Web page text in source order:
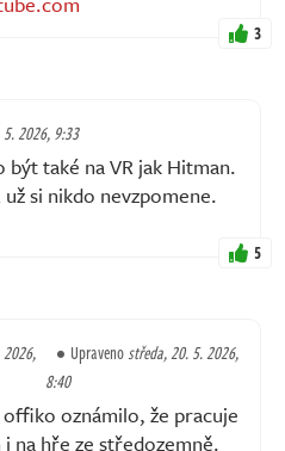
3
2026, 9:33
také na VR jak Hitman.
si nikdo nevzpomene.
5
Upravenostředa, 20. 5. 2026,
8:40
oznámilo, že pracuje
na hře ze středozemně.